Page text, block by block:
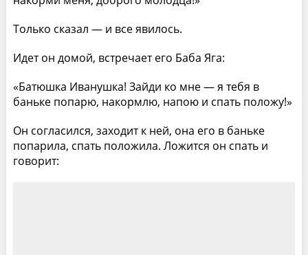
Только сказал — и все явилось.
Идет он домой, встречает его Баба Яга:
«Батюшка Иванушка! Зайди ко мне — я тебя в
баньке попарю, накормлю, напою и спать положу!»
Он согласился, заходит к ней, она его в баньке
попарила, спать положила. Ложится он спать и
говорит: